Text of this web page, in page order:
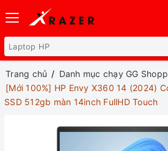
Trang chủ
Danh mục chạy GG
[Mới 100%] HP Envy X360 14 (2024)
SSD 512gb màn 14inch FullHD Touch